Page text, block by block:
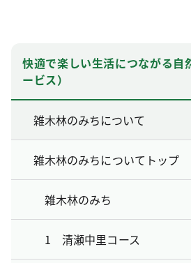
快適で楽しい生活につながる自
ービス）
雑木林のみちについて
雑木林のみちについてトップ
雑木林のみち
1 清瀬中里コース